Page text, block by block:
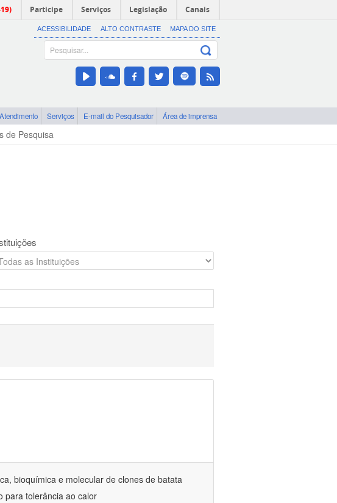
Participe Serviços Legislação Canais
ACESSIBILIDADE ALTO CONTRASTE MAPA DO SITE
Serviços E-mail do Pesquisador Área de imprensa
de Pesquisa
bioquímica e molecular de clones de batata
para tolerância ao calor